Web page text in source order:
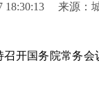
18:30:13 来源：
国务院常务会